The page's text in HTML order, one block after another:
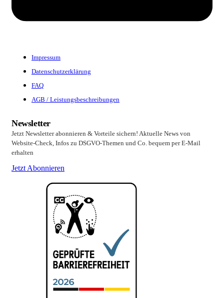
Impressum
Datenschutzerklärung
FAQ
AGB / Leistungsbeschreibungen
Newsletter
Jetzt Newsletter abonnieren & Vorteile sichern! Aktuelle News von
Website-Check, Infos zu DSGVO-Themen und Co. bequem per E-Mail
erhalten
Jetzt Abonnieren